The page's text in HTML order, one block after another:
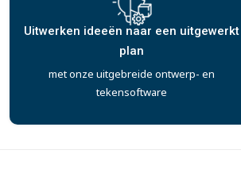
Uitwerken ideeën naar een uitgewerkt
plan
met onze uitgebreide ontwerp- en
tekensoftware